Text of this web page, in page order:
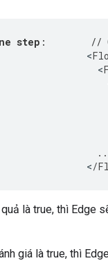
step :        //
<
<
</
là true, thì Edge
giá là true, thì